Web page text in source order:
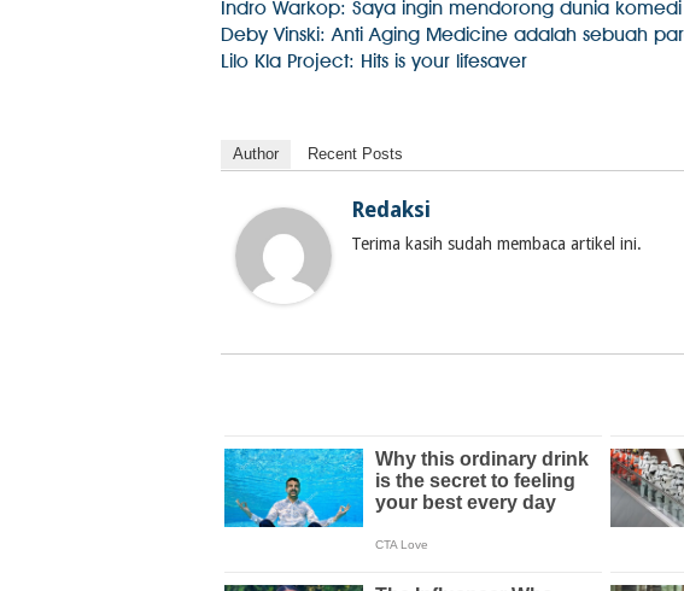
Indro Warkop: Saya ingin mendorong dunia komedi
Deby Vinski: Anti Aging Medicine adalah sebuah
Lilo Kla Project: Hits is your lifesaver
Author Recent Posts
Redaksi
Terima kasih sudah membaca artikel ini.